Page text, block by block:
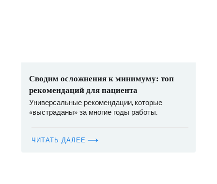
Сводим осложнения к минимуму: топ
рекомендаций для пациента
Универсальные рекомендации, которые
«выстраданы» за многие годы работы.
ЧИТАТЬ ДАЛЕЕ